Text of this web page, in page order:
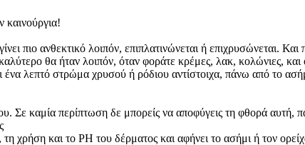
καινούργια!
πιο ανθεκτικό λοιπόν, επιπλατινώνεται ή επιχρυσώνεται.
θα ήταν λοιπόν, όταν φοράτε κρέμες, λακ, κολώνιες, και
λεπτό στρώμα χρυσού ή ρόδιου αντίστοιχα, πάνω από το
Σε καμία περίπτωση δε μπορείς να αποφύγεις τη φθορά αυτή,
χρήση και το PH του δέρματος και αφήνει το ασήμι ή τον